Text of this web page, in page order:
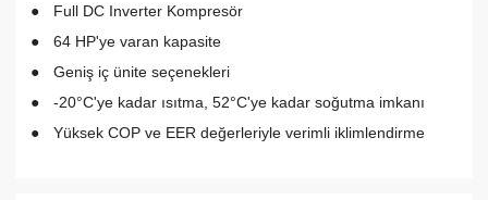
Full DC Inverter Kompresör
64 HP'ye varan kapasite
Geniş iç ünite seçenekleri
-20°C'ye kadar ısıtma, 52°C'ye kadar soğutma imkanı
Yüksek COP ve EER değerleriyle verimli iklimlendirme